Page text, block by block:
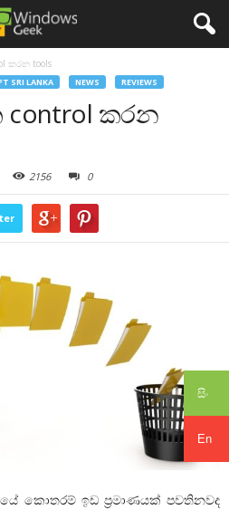
සිං
En
කරන tools
SRI LANKA NEWS REVIEWS
control කරන
2156 0
කොතරම් ඉඩ ප්‍රමාණයක් පවතිනවද